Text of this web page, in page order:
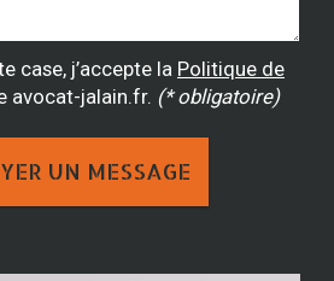
case, j’accepte la Politique de
avocat-jalain.fr. (* obligatoire)